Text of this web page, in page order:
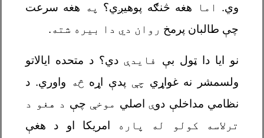
وي.
اما هغه څنګه پوهیږي؟ په هغه سرعت
چې طالبان پرمخ روان دي دا بیره شته.
نو ایا دا ټول بې فایدېدي؟ د متحده ایالاتو
ولسمشر نه غواړي چې پدې اړه څه واوري. د
نظامي مداخلې دوې اصلي موخې چې د هغو د
ترلاسه کولو له پاره امریکا او د هغې